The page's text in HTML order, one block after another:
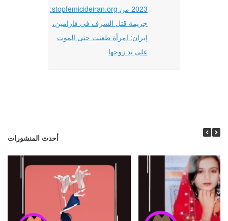
2023 من stopfemicideiran.org:
جريمة قتل الشرف في فارامين،
إيران: امرأة طعنت حتى الموت
على يد زوجها
أحدث المنشورات